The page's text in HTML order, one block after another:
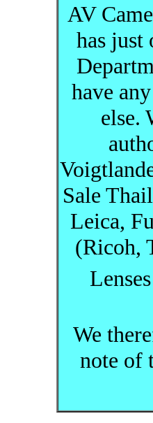
AV
has just
have
else.
Sale
Leica,
(Ricoh,
We
note of